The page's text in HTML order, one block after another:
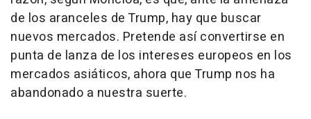
de los aranceles de Trump, hay que buscar
nuevos mercados. Pretende así convertirse en
punta de lanza de los intereses europeos en los
mercados asiáticos, ahora que Trump nos ha
abandonado a nuestra suerte.